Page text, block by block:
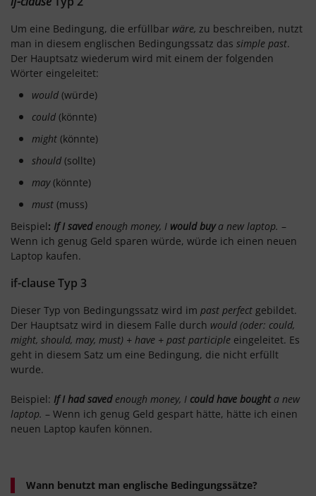
Um eine Bedingung, die erfüllbar wäre, zu beschreiben, nutzt
man in diesem englischen Bedingungssatz das simple past.
Der Hauptsatz wiederum wird mit einem der folgenden
Wörter eingeleitet:
would (würde)
could (könnte)
might (könnte)
should (sollte)
may(könnte)
must (muss)
Beispiel: If I saved enough money, I would buya new laptop. –
Wenn ich genug Geld sparen würde, würde ich einen neuen
Laptop kaufen.
if-clause Typ 3
Dieser Typ von Bedingungssatz wird im past perfect gebildet.
Der Hauptsatz wird in diesem Falle durch would (oder: could,
might, should, may, must) + have + past participle eingeleitet. Es
geht in diesem Satz um eine Bedingung, die nicht erfüllt
wurde.
Beispiel: If I had saved enough money, I could have boughta new
laptop. – Wenn ich genug Geld gespart hätte, hätte ich einen
neuen Laptop kaufen können.
Wann benutzt man englische Bedingungssätze?